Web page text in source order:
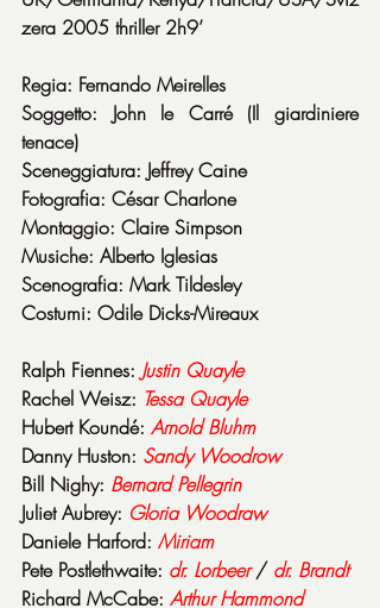
zera 2005 thriller 2h9’
Regia: Fernando Meirelles
Soggetto: John le Carré (Il giardiniere
tenace)
Sceneggiatura: Jeffrey Caine
Fotografia: César Charlone
Montaggio: Claire Simpson
Musiche: Alberto Iglesias
Scenografia: Mark Tildesley
Costumi: Odile Dicks-Mireaux
Ralph Fiennes: Justin Quayle
Rachel Weisz: Tessa Quayle
Hubert Koundé: Arnold Bluhm
Danny Huston: Sandy Woodrow
Bill Nighy: Bernard Pellegrin
Juliet Aubrey: Gloria Woodraw
Daniele Harford: Miriam
Pete Postlethwaite: dr. Lorbeer / dr. Brandt
Richard McCabe: Arthur Hammond